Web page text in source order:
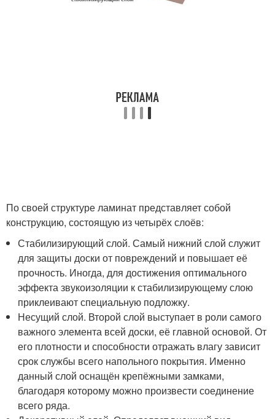
По своей структуре ламинат представляет собой
конструкцию, состоящую из четырёх слоёв:
Стабилизирующий слой. Самый нижний слой служит
для защиты доски от повреждений и повышает её
прочность. Иногда, для достижения оптимального
эффекта звукоизоляции к стабилизирующему слою
приклеивают специальную подложку.
Несущий слой. Второй слой выступает в роли самого
важного элемента всей доски, её главной основой. От
его плотности и способности отражать влагу зависит
срок службы всего напольного покрытия. Именно
данный слой оснащён крепёжными замками,
благодаря которому можно произвести соединение
всего ряда.